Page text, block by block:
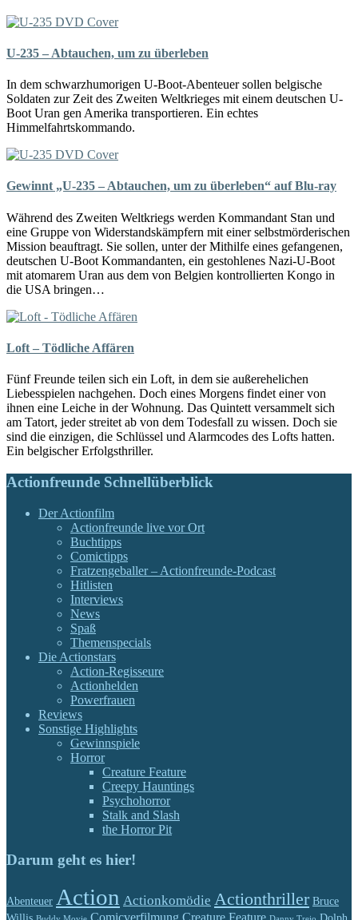
U-235 – Abtauchen, um zu überleben
In dem schwarzhumorigen U-Boot-Abenteuer sollen belgische
Soldaten zur Zeit des Zweiten Weltkrieges mit einem deutschen U-
Boot Uran gen Amerika transportieren. Ein echtes
Himmelfahrtskommando.
Gewinnt „U-235 – Abtauchen, um zu überleben“ auf Blu-ray
Während des Zweiten Weltkriegs werden Kommandant Stan und
eine Gruppe von Widerstandskämpfern mit einer selbstmörderischen
Mission beauftragt. Sie sollen, unter der Mithilfe eines gefangenen,
deutschen U-Boot Kommandanten, ein gestohlenes Nazi-U-Boot
mit atomarem Uran aus dem von Belgien kontrollierten Kongo in
die USA bringen…
Loft – Tödliche Affären
Fünf Freunde teilen sich ein Loft, in dem sie außerehelichen
Liebesspielen nachgehen. Doch eines Morgens findet einer von
ihnen eine Leiche in der Wohnung. Das Quintett versammelt sich
am Tatort, jeder streitet ab von dem Todesfall zu wissen. Doch sie
sind die einzigen, die Schlüssel und Alarmcodes des Lofts hatten.
Ein belgischer Erfolgsthriller.
Actionfreunde Schnellüberblick
Der Actionfilm
Actionfreunde live vor Ort
Buchtipps
Comictipps
Fratzengeballer – Actionfreunde-Podcast
Hitlisten
Interviews
News
Spaß
Themenspecials
Die Actionstars
Action-Regisseure
Actionhelden
Powerfrauen
Reviews
Sonstige Highlights
Gewinnspiele
Horror
Creature Feature
Creepy Hauntings
Psychohorror
Stalk and Slash
the Horror Pit
Darum geht es hier!
Abenteuer Action Actionkomödie Actionthriller Bruce
Comicverfilmung Creature Feature